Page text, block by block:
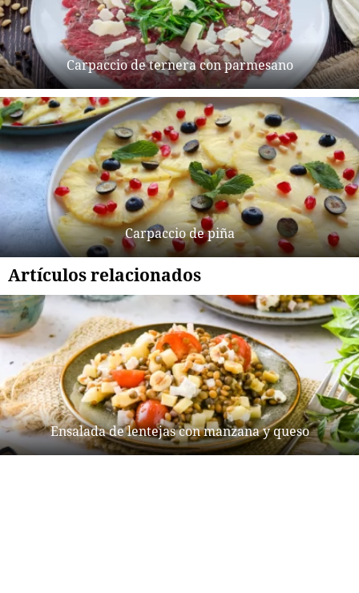
Carpaccio de ternera con parmesano
Carpaccio de piña
Artículos relacionados
Ensalada de lentejas con manzana y queso